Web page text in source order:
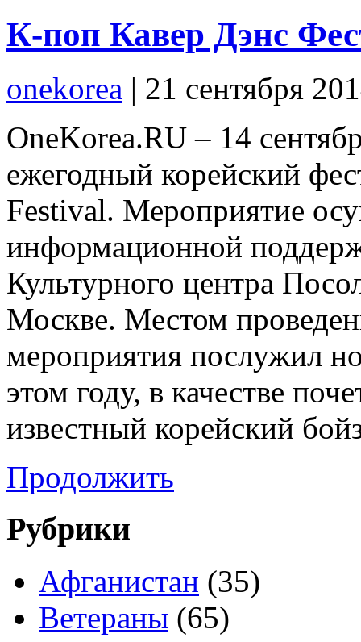
К-поп Кавер Дэнс
onekorea | 21 сентября
OneKorea.RU – 14
ежегодный корейский
Festival. Мероприятие
информационной
Культурного центра
Москве. Местом
мероприятия послужил
этом году, в качестве
известный корейский
Продолжить
Рубрики
Афганистан (35)
Ветераны (65)